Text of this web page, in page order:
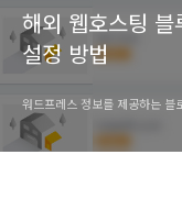
해외 웹호스팅
설정 방법
워드프레스 정보를 제공하는